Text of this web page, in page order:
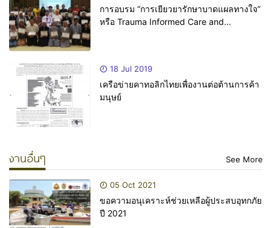
การอบรม “การเยียวยารักษาบาดแผลทางใจ”
หรือ Trauma Informed Care and
18 Jul 2019
เครือข่ายคาทอลิกไทยเพื่องานต่อต้านการค้า
มนุษย์
งานอื่นๆ See More
05 Oct 2021
ขอความอนุเคราะห์ช่วยเหลือผู้ประสบอุทกภัย
ปี 2021